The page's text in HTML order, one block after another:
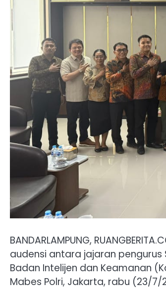
BANDARLAMPUNG,
audensi antara jajaran pengurus
Badan Intelijen dan Keamanan
Mabes Polri, Jakarta, rabu (23/7/